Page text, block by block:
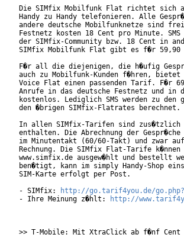
Die SIMfix Mobilfunk Flat richtet sich
Handy zu Handy telefonieren. Alle
andere deutsche Mobilfunknetze sind
Festnetz kosten 18 Cent pro Minute.
der SIMfix-Community bzw. 18 Cent in
SIMfix Mobilfunk Flat gibt es f�r
F�r all die diejenigen, die h�ufig
auch zu Mobilfunk-Kunden f�hren,
Voice Flat einen passenden Tarif. F�r
Anrufe in das deutsche Festnetz und in
kostenlos. Lediglich SMS werden zu
den �brigen SIMfix-Flatrates
In allen SIMfix-Tarifen sind zus�tzlich
enthalten. Die Abrechnung der
im Minutentakt (60/60-Takt) und zwar
Rechnung. Die SIMfix Flat-Tarife
www.simfix.de ausgew�hlt und bestellt
ben�tigt, kann im simply Handy-Shop
SIM-Karte erfolgt per Post.
- SIMfix:
http://go.tarif4you.de/
- Ihre Meinung z�hlt:
http://
>> T-Mobile: Mit XtraClick ab f�nf